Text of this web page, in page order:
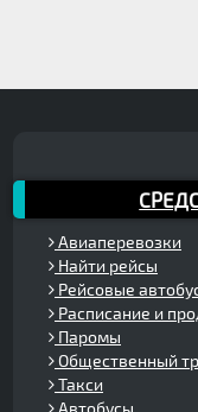
Авиаперевозки
Найти рейсы
Рейсовые
Расписание и
Паромы
Общественный
Такси